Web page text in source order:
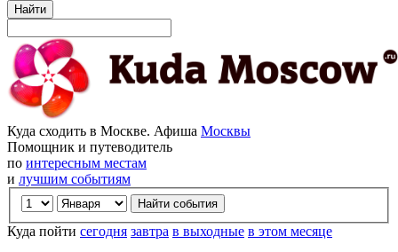
Найти
Куда сходить в Москве. Афиша Москвы
Помощник и путеводитель
по интересным местам
и лучшим событиям
Куда пойти сегодня завтра в выходные в этом месяце